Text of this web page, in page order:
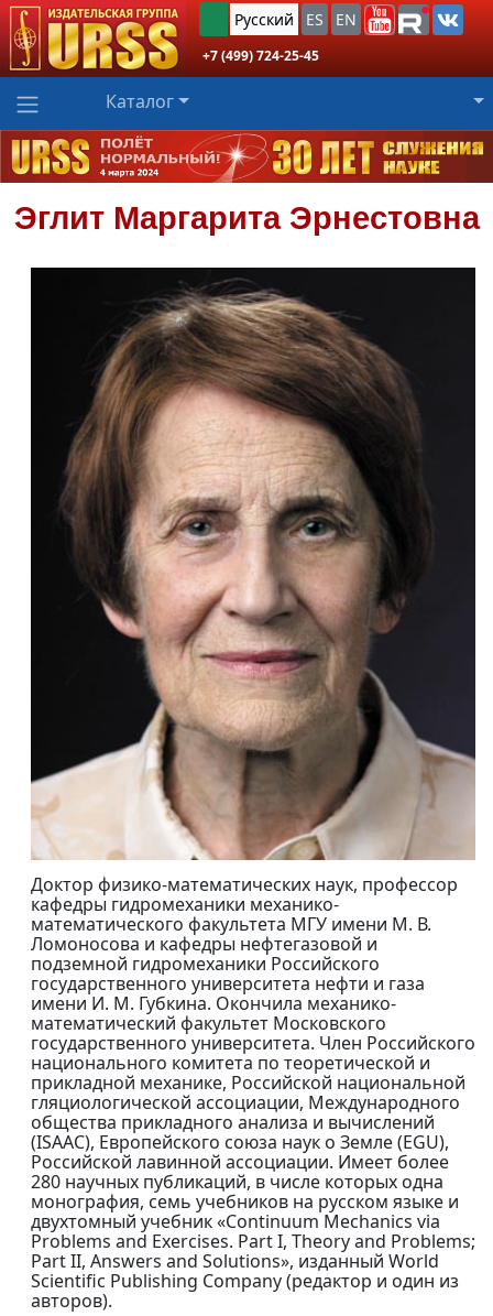
Русский ES EN
+7 (499) 724-25-45
Каталог
Эглит Маргарита Эрнестовна
Доктор физико-математических наук, профессор
кафедры гидромеханики механико-
математического факультета МГУ имени М. В.
Ломоносова и кафедры нефтегазовой и
подземной гидромеханики Российского
государственного университета нефти и газа
имени И. М. Губкина. Окончила механико-
математический факультет Московского
государственного университета. Член Российского
национального комитета по теоретической и
прикладной механике, Российской национальной
гляциологической ассоциации, Международного
общества прикладного анализа и вычислений
(ISAAC), Европейского союза наук о Земле (EGU),
Российской лавинной ассоциации. Имеет более
280 научных публикаций, в числе которых одна
монография, семь учебников на русском языке и
двухтомный учебник «Continuum Mechanics via
Problems and Exercises. Part I, Theory and Problems;
Part II, Answers and Solutions», изданный World
Scientific Publishing Company (редактор и один из
авторов).